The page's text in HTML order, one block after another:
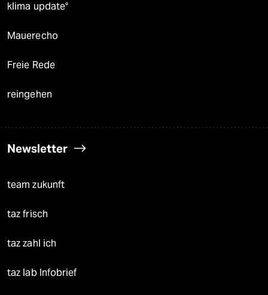
klima update°
Mauerecho
Freie Rede
reingehen
Newsletter
team zukunft
taz frisch
taz zahl ich
taz lab Infobrief